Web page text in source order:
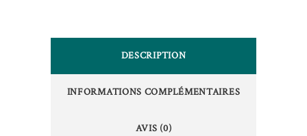
DESCRIPTION
INFORMATIONS COMPLÉMENTAIRES
AVIS (0)